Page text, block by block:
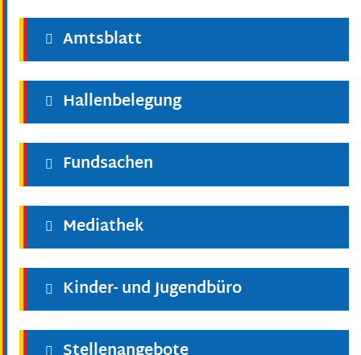
Amtsblatt
Hallenbelegung
Fundsachen
Mediathek
Kinder- und Jugendbüro